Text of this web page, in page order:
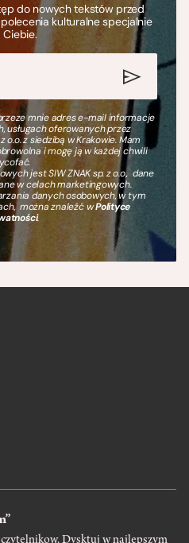
do nowych tekstów przed
kulturalne specjalnie
Ciebie.
mnie adres e-mail informacje
usługach oferowanych przez
o.o. z siedzibą w Krakowie. Mam
i mogę ją w każdej chwili
jest SIW ZNAK sp. z o.o., dane
w celach marketingowych.
danych osobowych, w tym
można znaleźć wPolityce
.
czytelnikow. Dysktuj w najlepszym